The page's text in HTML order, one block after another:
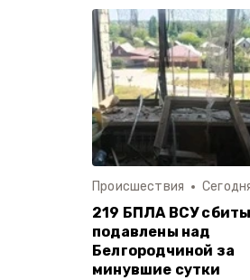
Происшествия
219 БПЛА ВСУ
подавлены над
Белгородчиной за
минувшие сутки